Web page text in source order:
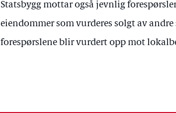
Statsbygg mottar også jevnlig
eiendommer som vurderes solgt av
forespørslene blir vurdert opp mot